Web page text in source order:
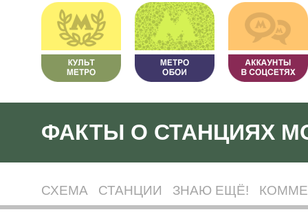
ФАКТЫ О СТАНЦИЯХ
СХЕМА СТАНЦИИ ЗНАЮ ЕЩЁ!